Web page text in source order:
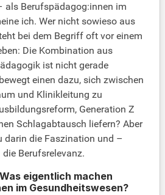
als Berufspädagog:innen im
ich. Wer nicht sowieso aus
bei dem Begriff oft vor einem
Die Kombination aus
ist nicht gerade
einen dazu, sich zwischen
und Klinikleitung zu
Generation Z
Schlagabtausch liefern? Aber
darin die Faszination und –
Berufsrelevanz.
eigentlich machen
im Gesundheitswesen?